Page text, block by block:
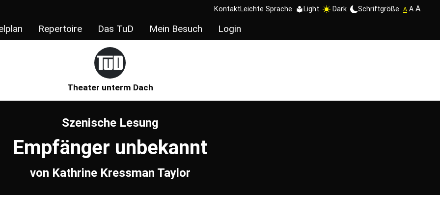
KontaktLeichte Sprache Light Dark Schriftgröße A A A
Repertoire Das TuD Mein Besuch Login
Theater unterm Dach
Szenische Lesung
Empfänger unbekannt
von Kathrine Kressman Taylor